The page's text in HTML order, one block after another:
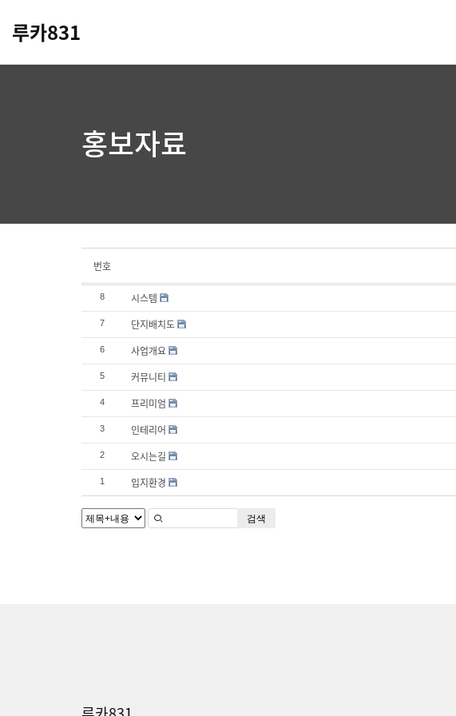
루카831
홍보자료
번호
8 시스템
7 단지배치도
6 사업개요
5 커뮤니티
4 프리미엄
3 인테리어
2 오시는길
1 입지환경
검색